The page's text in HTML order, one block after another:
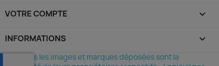
VOTRE COMPTE 
INFORMATIONS keyboard_arrow_down
©Toutes les images et marques déposées sont la